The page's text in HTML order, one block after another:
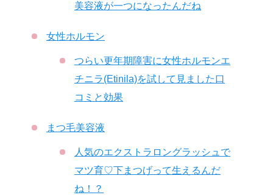
美容液が一つになったんだね
女性ホルモン
つらい更年期障害に女性ホルモンエ
チニラ(Etinila)を試して見ました口
コミと効果
まつ毛美容液
人気のエクストラロングラッシュで
マツ育♡下まつげって生えるんだ
ね！？